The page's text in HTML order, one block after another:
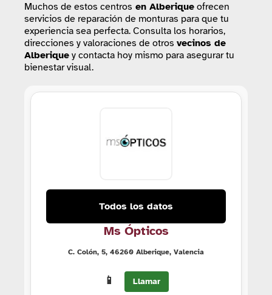
Muchos de estos centros en Alberique ofrecen
servicios de reparación de monturas para que tu
experiencia sea perfecta. Consulta los horarios,
direcciones y valoraciones de otros vecinos de
Alberique y contacta hoy mismo para asegurar tu
bienestar visual.
Todos los datos
Ms Ópticos
C. Colón, 5, 46260 Alberique, Valencia
📱 Llamar